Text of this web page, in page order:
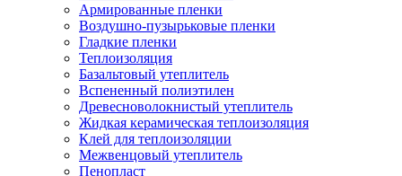
Армированные пленки
Воздушно-пузырьковые пленки
Гладкие пленки
Теплоизоляция
Базальтовый утеплитель
Вспененный полиэтилен
Древесноволокнистый утеплитель
Жидкая керамическая теплоизоляция
Клей для теплоизоляции
Межвенцовый утеплитель
Пенопласт